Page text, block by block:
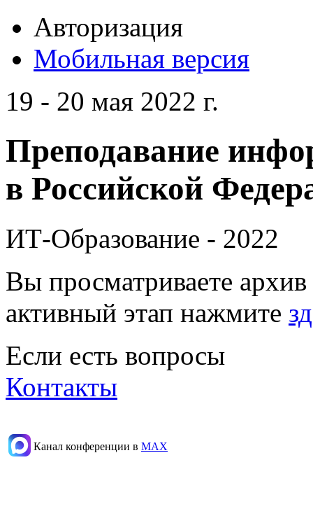
Авторизация
Мобильная версия
19 - 20 мая 2022 г.
Преподавание
в Российской
ИТ-Образование - 2022
Вы просматриваете
активный этап нажмите
Если есть вопросы
Контакты
Канал конференции в МАХ